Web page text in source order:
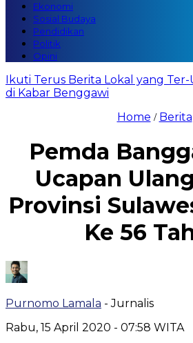
Ekonomi
Sosial Budaya
Pendidikan
Politik
Opini
Ikuti Terus Berita Lokal yang
di Kabar Benggawi
Home / Berita
Pemda
Ucapan
Provinsi
Ke 56
Purnomo Lamala - Jurnalis
Rabu, 15 April 2020 - 07:58 WITA